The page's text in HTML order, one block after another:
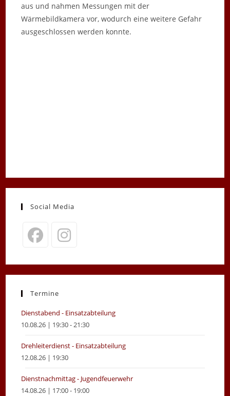
aus und nahmen Messungen mit der
Wärmebildkamera vor, wodurch eine weitere Gefahr
ausgeschlossen werden konnte.
Social Media
in
new
in
new
Termine
Dienstabend - Einsatzabteilung
10.08.26 | 19:30 - 21:30
Drehleiterdienst - Einsatzabteilung
12.08.26 | 19:30
Dienstnachmittag - Jugendfeuerwehr
14.08.26 | 17:00 - 19:00